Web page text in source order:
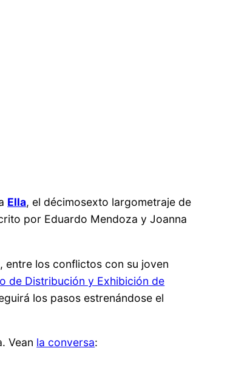
Ella, el décimosexto largometraje de
por Eduardo Mendoza y Joanna
entre los conflictos con su joven
de Distribución y Exhibición de
los pasos estrenándose el
Vean la conversa: